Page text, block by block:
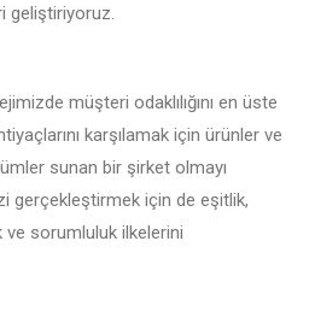
geliştiriyoruz.
müşteri odaklılığını en üste
karşılamak için ürünler ve
sunan bir şirket olmayı
gerçekleştirmek için de eşitlik,
ve sorumluluk ilkelerini